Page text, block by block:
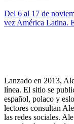
Del 6 al 17 de
vez América Latina.
Lanzado en 2013,
línea. El sitio se
español, polaco y
lectores consultan
las redes sociales.